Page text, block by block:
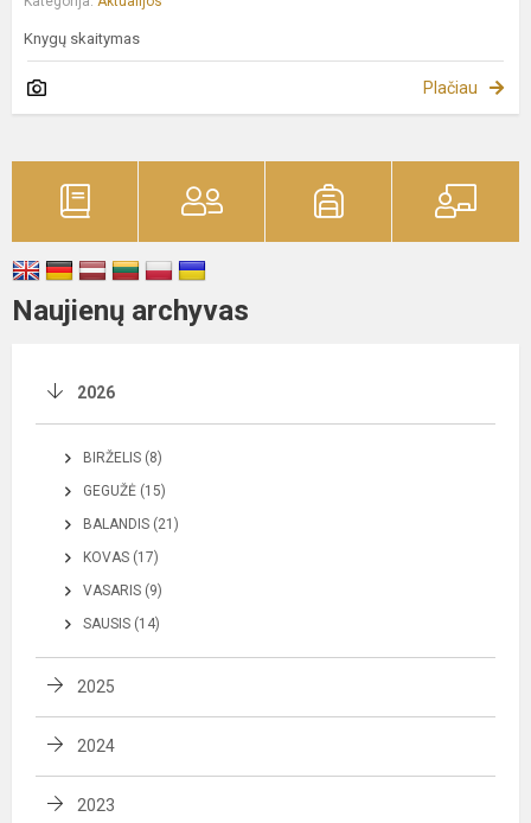
Knygų skaitymas
Plačiau
Naujienų archyvas
2026
BIRŽELIS (8)
GEGUŽĖ (15)
BALANDIS (21)
KOVAS (17)
VASARIS (9)
SAUSIS (14)
2025
2024
2023